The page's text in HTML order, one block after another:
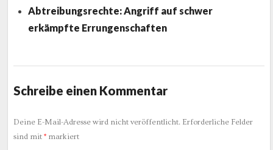
Abtreibungsrechte: Angriff auf schwer
erkämpfte Errungenschaften
Schreibe einen Kommentar
Deine E-Mail-Adresse wird nicht veröffentlicht. Erforderliche Felder
sind mit *markiert